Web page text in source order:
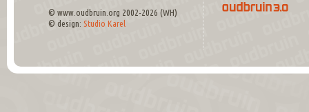
© www.oudbruin.org 2002-2026 (WH)
© design: Studio Karel